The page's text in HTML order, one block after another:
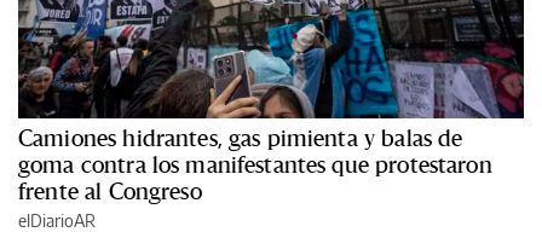
Camiones hidrantes, gas pimienta y balas de
goma contra los manifestantes que protestaron
frente al Congreso
elDiarioAR